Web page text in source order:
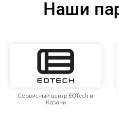
Наши
Сервисный центр EOTech в
Казани